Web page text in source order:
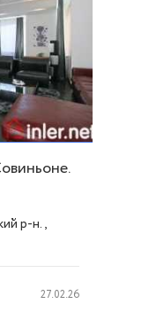
р-н.,
27.02.26